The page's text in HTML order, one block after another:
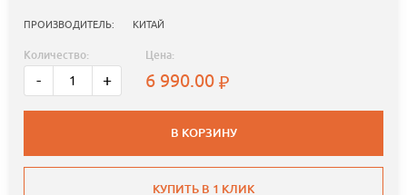
ПРОИЗВОДИТЕЛЬ: КИТАЙ
Количество:
- +
Цена:
6 990.00
В КОРЗИНУ
КУПИТЬ В 1 КЛИК